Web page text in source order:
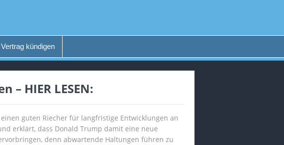
Vertrag kündigen
HIER LESEN:
guten Riecher für langfristige Entwicklungen an
erklärt, dass Donald Trump damit eine neue
denn abwartende Haltungen führen zu